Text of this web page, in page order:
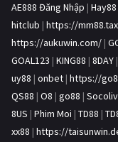
AE888 Đăng Nhập | Hay88
hitclub | https://
https://aukuwin.com/ |
GOAL123 | KING88 | 8DAY |
uy88 | onbet | https://
QS88 | O8 | go88 |
8US | Phim Moi | TD88 |
xx88 | https://